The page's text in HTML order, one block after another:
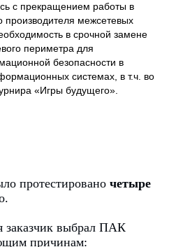
с прекращением работы в
производителя межсетевых
в срочной замене
периметра для
безопасности в
системах, в т.ч. во
«Игры будущего».
протестировано четыре
заказчик выбрал ПАК
причинам: